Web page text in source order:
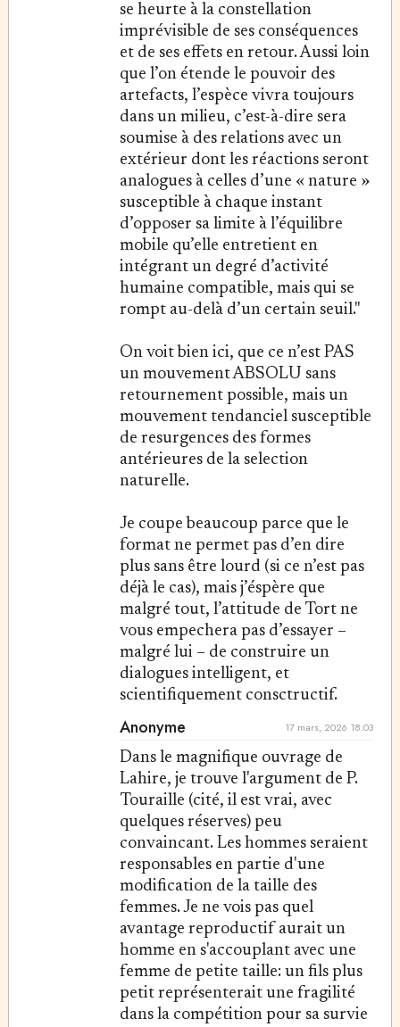
se heurte à la constellation
imprévisible de ses conséquences
et de ses effets en retour. Aussi loin
que l’on étende le pouvoir des
artefacts, l’espèce vivra toujours
dans un milieu, c’est-à-dire sera
soumise à des relations avec un
extérieur dont les réactions seront
analogues à celles d’une « nature »
susceptible à chaque instant
d’opposer sa limite à l’équilibre
mobile qu’elle entretient en
intégrant un degré d’activité
humaine compatible, mais qui se
rompt au-delà d’un certain seuil."
On voit bien ici, que ce n’est PAS
un mouvement ABSOLU sans
retournement possible, mais un
mouvement tendanciel susceptible
de resurgences des formes
antérieures de la selection
naturelle.
Je coupe beaucoup parce que le
format ne permet pas d’en dire
plus sans être lourd (si ce n’est pas
déjà le cas), mais j’éspère que
malgré tout, l’attitude de Tort ne
vous empechera pas d’essayer –
malgré lui – de construire un
dialogues intelligent, et
scientifiquement consctructif.
Anonyme 17 mars, 2026 18:03
Dans le magnifique ouvrage de
Lahire, je trouve l'argument de P.
Touraille (cité, il est vrai, avec
quelques réserves) peu
convaincant. Les hommes seraient
responsables en partie d'une
modification de la taille des
femmes. Je ne vois pas quel
avantage reproductif aurait un
homme en s'accouplant avec une
femme de petite taille: un fils plus
petit représenterait une fragilité
dans la compétition pour sa survie